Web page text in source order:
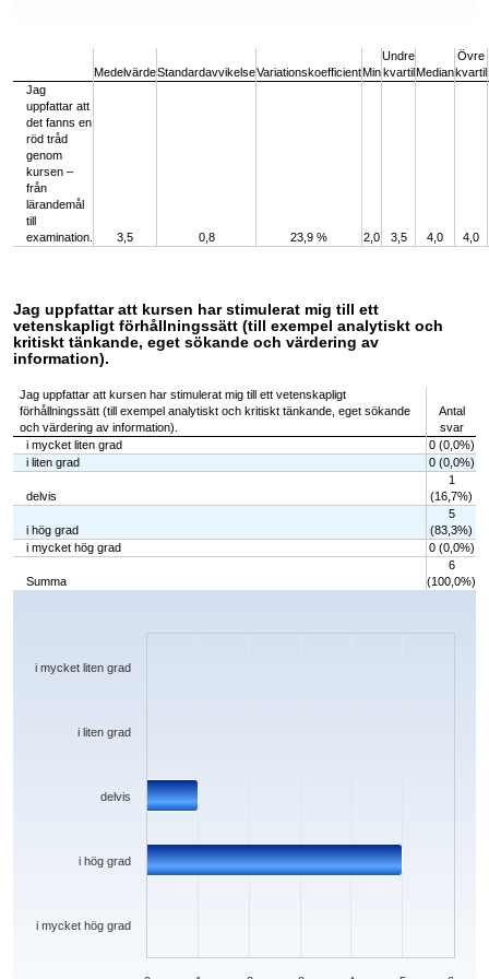
MedelvärdeStandardavvikelseVariationskoefficientMin
Undre
kvartil Median
Övre
kvartil
Jag
uppfattar att
det fanns en
röd tråd
genom
kursen –
från
lärandemål
till
examination.
3,5 0,8 23,9 % 2,0 3,5 4,0 4,0
Jag uppfattar att kursen har stimulerat mig till ett
vetenskapligt förhållningssätt (till exempel analytiskt och
kritiskt tänkande, eget sökande och värdering av
information).
Jag uppfattar att kursen har stimulerat mig till ett vetenskapligt
förhållningssätt (till exempel analytiskt och kritiskt tänkande, eget sökande
och värdering av information).
Antal
svar
i mycket liten grad
0 (0,0%)
i liten grad
0 (0,0%)
delvis
1
(16,7%)
i hög grad
5
(83,3%)
i mycket hög grad
0 (0,0%)
Summa
6
(100,0%)
Chart
The chart has 1 X axis displaying categories.
i mycket hög grad
i hög grad
delvis
i liten grad
i mycket liten grad